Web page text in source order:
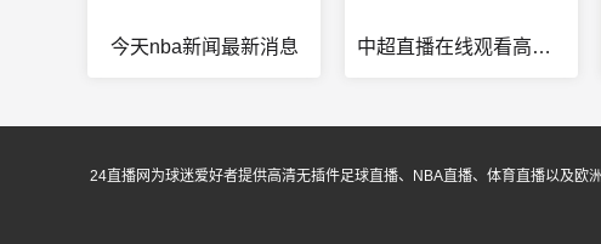
今天nba新闻最新消息 中超直播在线观看高清视频今天
24直播网为球迷爱好者提供高清无插件足球直播、NBA直播、体育直播以及